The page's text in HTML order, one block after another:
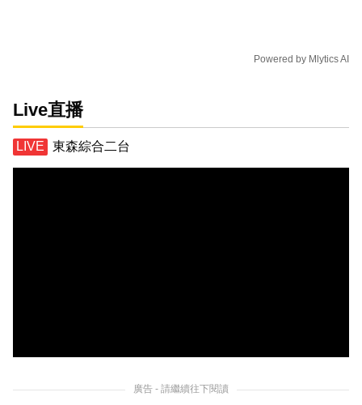
Powered by Mlytics AI
Live直播
東森綜合二台
廣告 - 請繼續往下閱讀